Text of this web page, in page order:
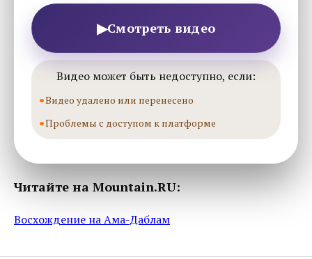
▶Смотреть видео
Видео может быть недоступно, если:
Видео удалено или перенесено
Проблемы с доступом к платформе
Читайте на Mountain.RU:
Восхождение на Ама-Даблам